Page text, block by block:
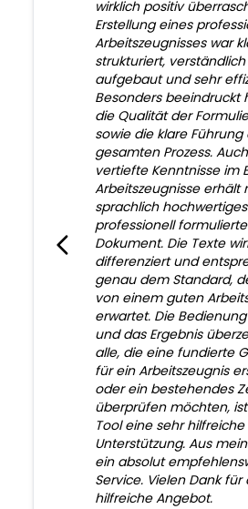
wirklich positiv
Erstellung eines
Arbeitszeugnisses war
strukturiert, verständlich
aufgebaut und sehr
Besonders beeindruckt
die Qualität der
sowie die klare
gesamten Prozess.
vertiefte Kenntnisse im
Arbeitszeugnisse erhält
sprachlich
professionell
Dokument. Die Texte
differenziert und
genau dem Standard,
von einem guten
erwartet. Die
und das Ergebnis
alle, die eine fundierte
für ein Arbeitszeugnis
oder ein bestehendes
überprüfen möchten,
Tool eine sehr hilfreiche
Unterstützung. Aus
ein absolut
Service. Vielen Dank für
hilfreiche Angebot.